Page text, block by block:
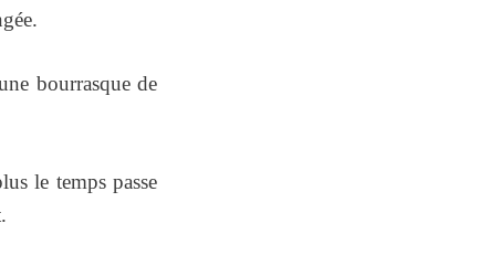
bourrasque de
le temps passe